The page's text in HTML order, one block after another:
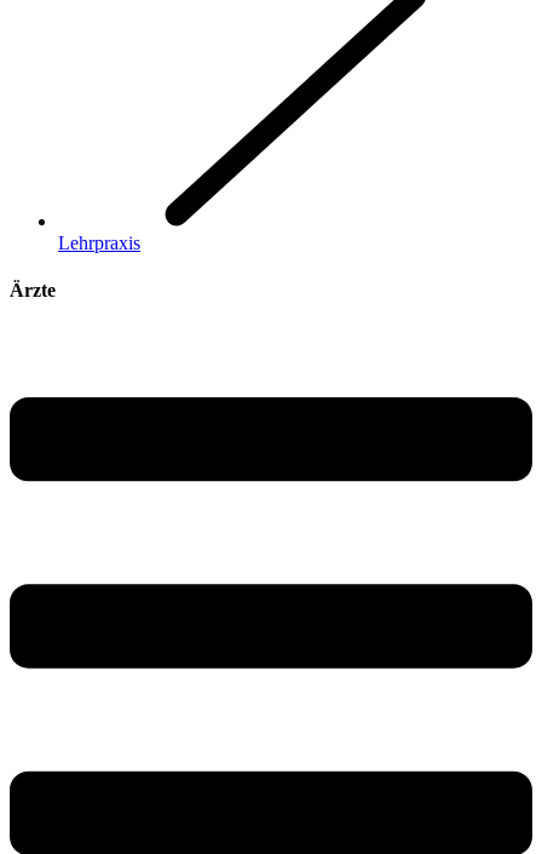
Lehrpraxis
Ärzte